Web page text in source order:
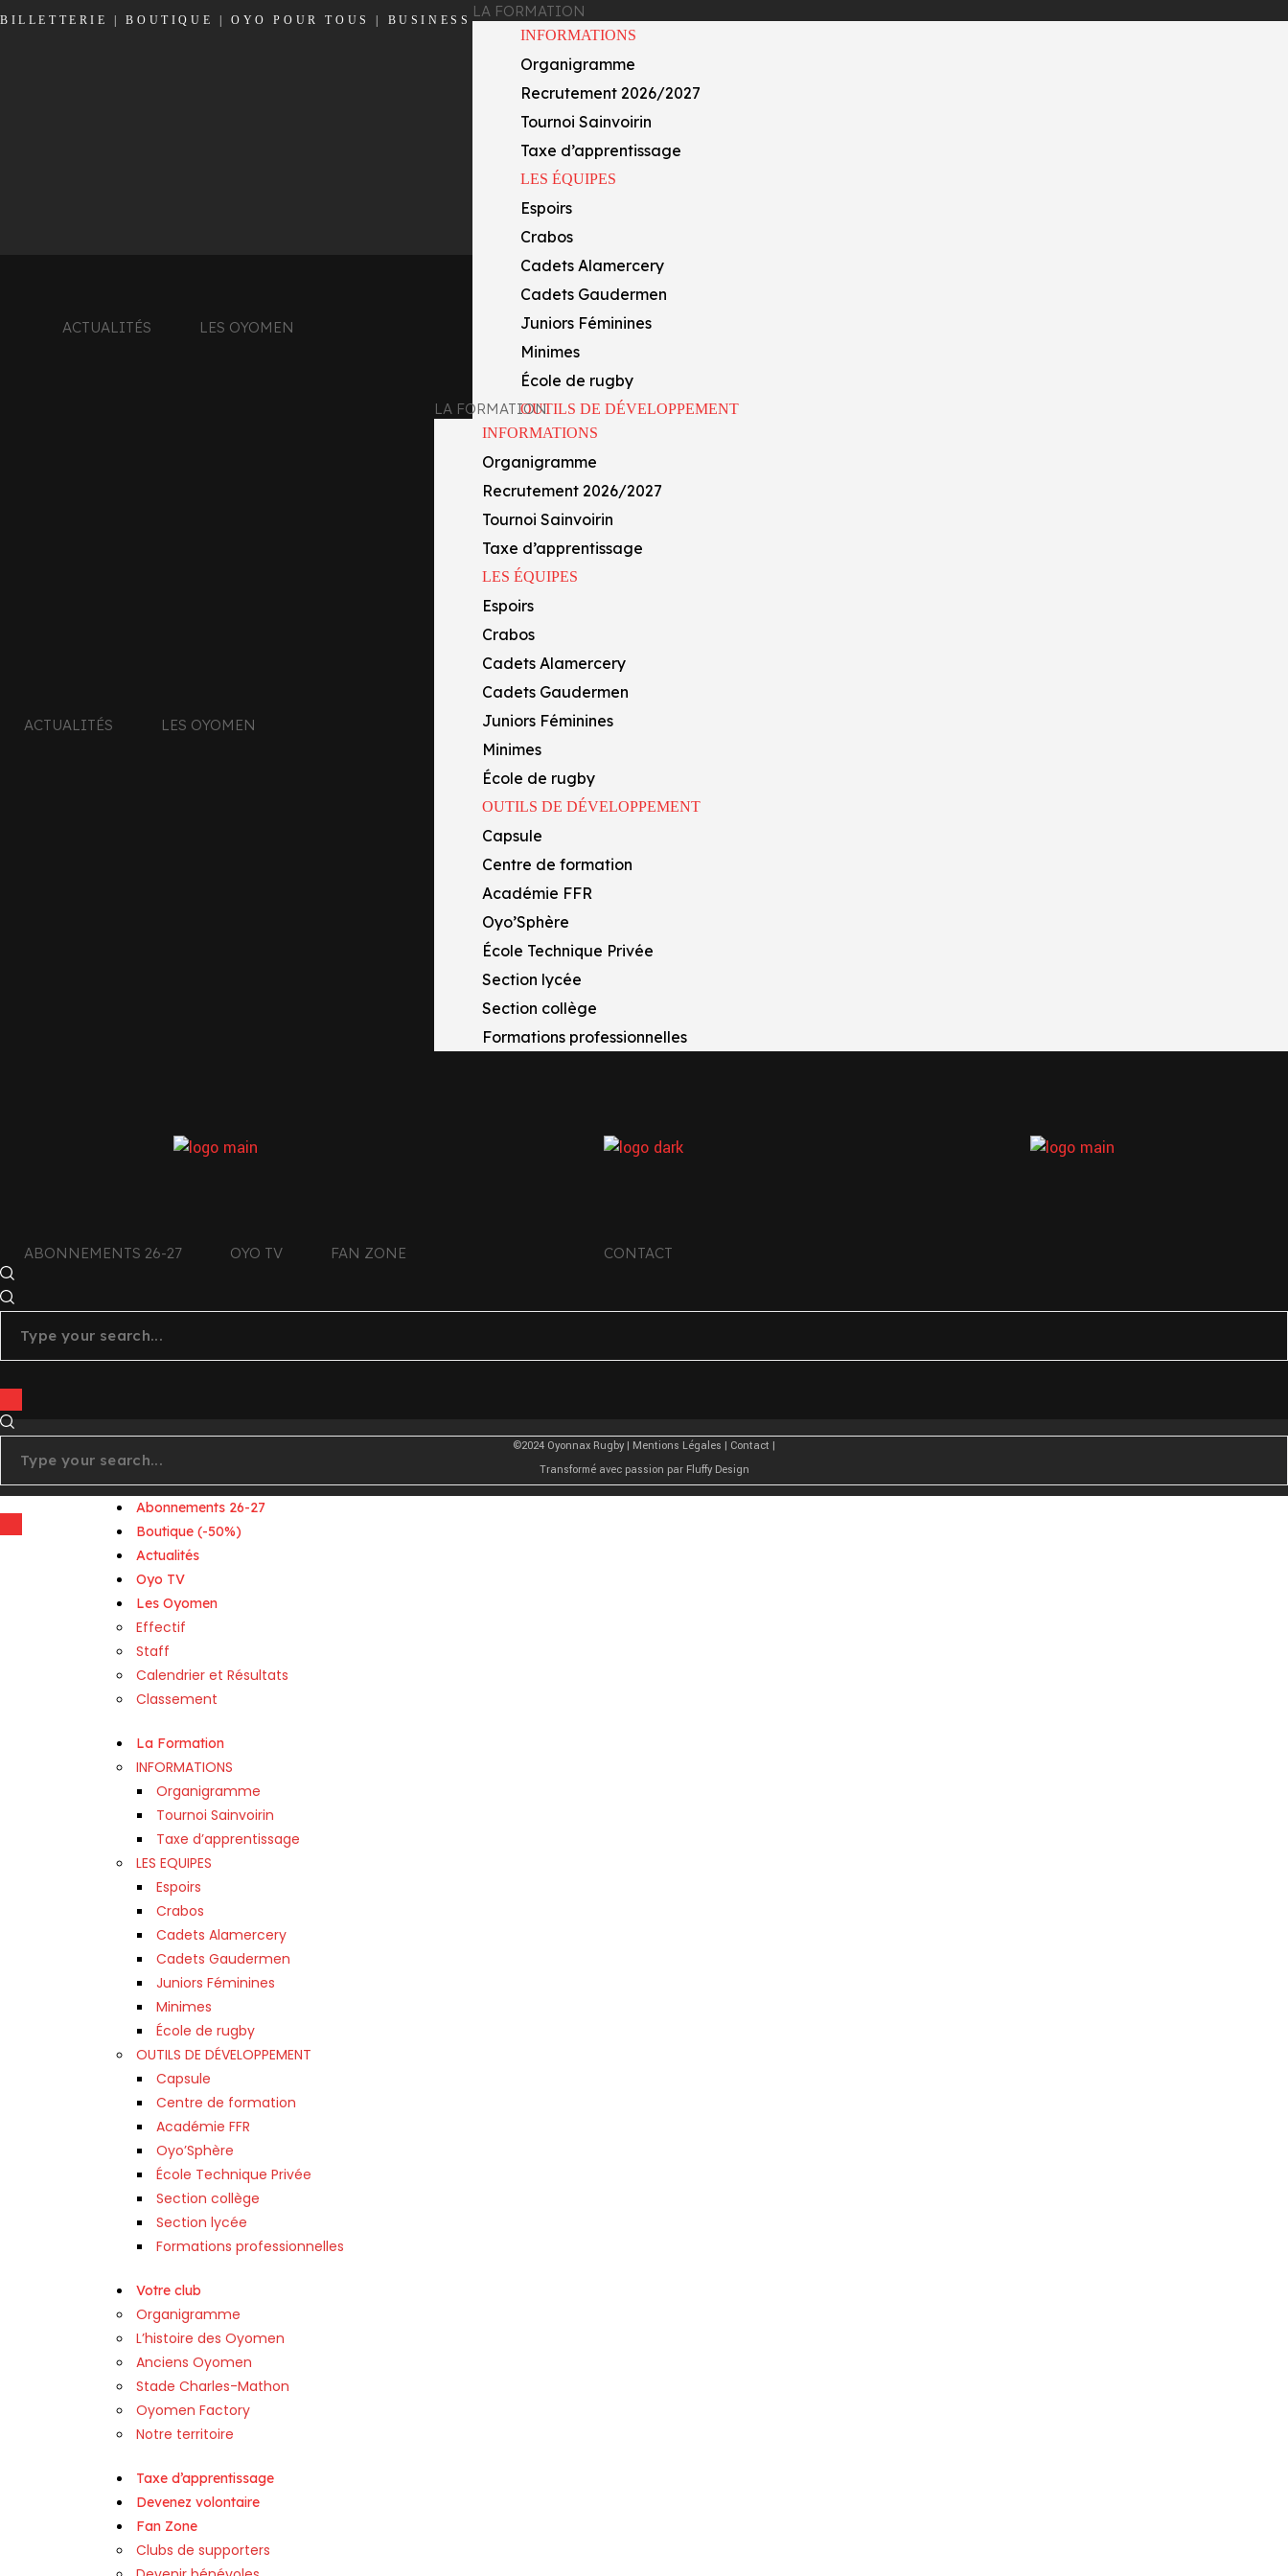
BILLETTERIE |BOUTIQUE |OYO POUR TOUS BUSINESS
ACTUALITÉS LES OYOMEN
LA FORMATION
INFORMATIONS
Organigramme
Recrutement 2026/2027
Tournoi Sainvoirin
Taxe d’apprentissage
LES ÉQUIPES
Espoirs
Crabos
Cadets Alamercery
Cadets Gaudermen
Juniors Féminines
Minimes
École de rugby
OUTILS DE DÉVELOPPEMENT
Capsule
Centre de formation
Académie FFR
Oyo’Sphère
École Technique Privée
Section lycée
Section collège
Formations professionnelles
ACTUALITÉS LES OYOMEN
LA FORMATION
INFORMATIONS
Organigramme
Recrutement 2026/2027
Tournoi Sainvoirin
Taxe d’apprentissage
LES ÉQUIPES
Espoirs
Crabos
Cadets Alamercery
Cadets Gaudermen
Juniors Féminines
Minimes
École de rugby
OUTILS DE DÉVELOPPEMENT
Capsule
Centre de formation
Académie FFR
Oyo’Sphère
École Technique Privée
Section lycée
Section collège
Formations professionnelles
ABONNEMENTS 26-27 OYO TV FAN ZONE CONTACT
LA PROGRAMMATION DE LA J19 DE TOP 14
stade Charles-Mathoncette semaine, on connait désormais leur prochain rendez-vous à domicile en
(samedi 23 mars à 17h)
youtube
CONTACTS
©2024 Oyonnax Rugby | Mentions Légales | Contact |
Transformé avec passion par Fluffy Design
Abonnements 26-27
Boutique (-50%)
Actualités
Oyo TV
Les Oyomen
Effectif
Staff
Calendrier et Résultats
Classement
La Formation
INFORMATIONS
Organigramme
Tournoi Sainvoirin
Taxe d’apprentissage
LES EQUIPES
Espoirs
Crabos
Cadets Alamercery
Cadets Gaudermen
Juniors Féminines
Minimes
École de rugby
OUTILS DE DÉVELOPPEMENT
Capsule
Centre de formation
Académie FFR
Oyo’Sphère
École Technique Privée
Section collège
Section lycée
Formations professionnelles
Votre club
Organigramme
L’histoire des Oyomen
Anciens Oyomen
Stade Charles-Mathon
Oyomen Factory
Notre territoire
Taxe d’apprentissage
Devenez volontaire
Fan Zone
Clubs de supporters